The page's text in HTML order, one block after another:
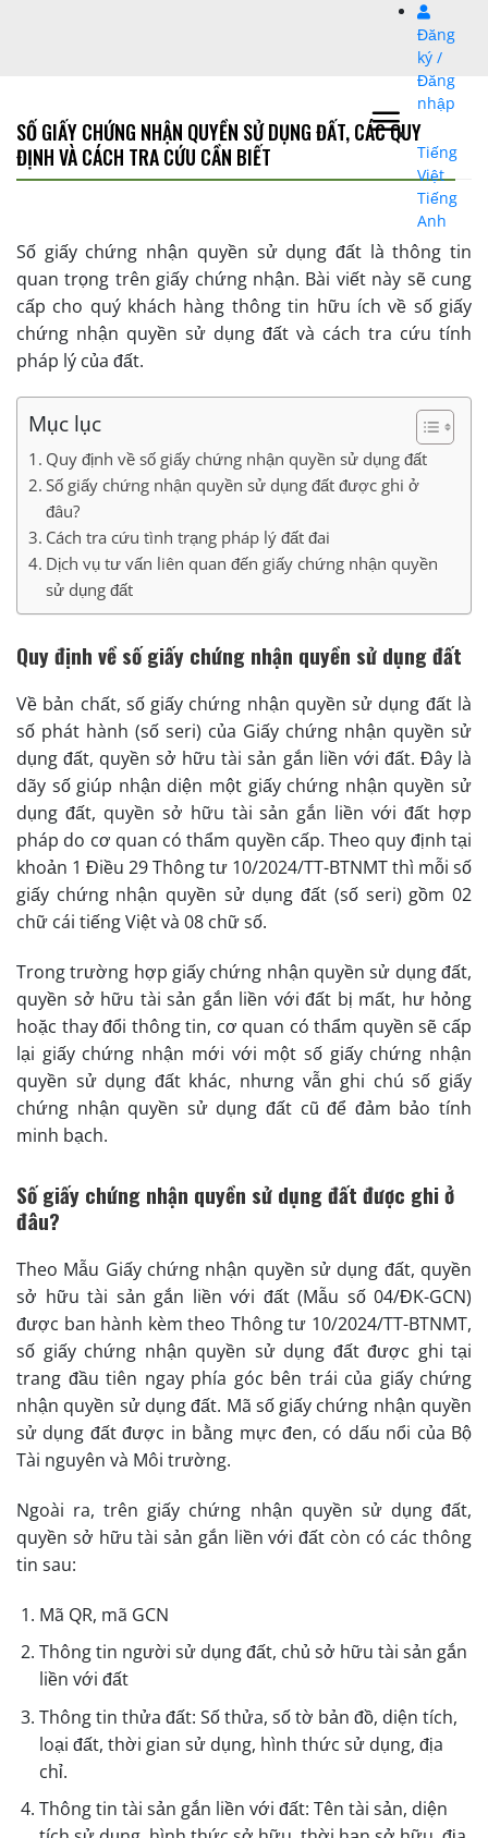
Đăng
ký /
Đăng
nhập
Tiếng
Việt
Tiếng
Anh
SỐ GIẤY CHỨNG NHẬN QUYỀN SỬ DỤNG ĐẤT, CÁC QUY
ĐỊNH VÀ CÁCH TRA CỨU CẦN BIẾT
Số giấy chứng nhận quyền sử dụng đất là thông tin
quan trọng trên giấy chứng nhận. Bài viết này sẽ cung
cấp cho quý khách hàng thông tin hữu ích về số giấy
chứng nhận quyền sử dụng đất và cách tra cứu tính
pháp lý của đất.
Mục lục
Quy định về số giấy chứng nhận quyền sử dụng đất
Số giấy chứng nhận quyền sử dụng đất được ghi ở
đâu?
Cách tra cứu tình trạng pháp lý đất đai
Dịch vụ tư vấn liên quan đến giấy chứng nhận quyền
sử dụng đất
Quy định về số giấy chứng nhận quyền sử dụng đất
Về bản chất, số giấy chứng nhận quyền sử dụng đất là
số phát hành (số seri) của Giấy chứng nhận quyền sử
dụng đất, quyền sở hữu tài sản gắn liền với đất. Đây là
dãy số giúp nhận diện một giấy chứng nhận quyền sử
dụng đất, quyền sở hữu tài sản gắn liền với đất hợp
pháp do cơ quan có thẩm quyền cấp. Theo quy định tại
khoản 1 Điều 29 Thông tư 10/2024/TT-BTNMT thì mỗi số
giấy chứng nhận quyền sử dụng đất (số seri) gồm 02
chữ cái tiếng Việt và 08 chữ số.
Trong trường hợp giấy chứng nhận quyền sử dụng đất,
quyền sở hữu tài sản gắn liền với đất bị mất, hư hỏng
hoặc thay đổi thông tin, cơ quan có thẩm quyền sẽ cấp
lại giấy chứng nhận mới với một số giấy chứng nhận
quyền sử dụng đất khác, nhưng vẫn ghi chú số giấy
chứng nhận quyền sử dụng đất cũ để đảm bảo tính
minh bạch.
Số giấy chứng nhận quyền sử dụng đất được ghi ở
đâu?
Theo Mẫu Giấy chứng nhận quyền sử dụng đất, quyền
sở hữu tài sản gắn liền với đất (Mẫu số 04/ĐK-GCN)
được ban hành kèm theo Thông tư 10/2024/TT-BTNMT,
số giấy chứng nhận quyền sử dụng đất được ghi tại
trang đầu tiên ngay phía góc bên trái của giấy chứng
nhận quyền sử dụng đất. Mã số giấy chứng nhận quyền
sử dụng đất được in bằng mực đen, có dấu nổi của Bộ
Tài nguyên và Môi trường.
Ngoài ra, trên giấy chứng nhận quyền sử dụng đất,
quyền sở hữu tài sản gắn liền với đất còn có các thông
tin sau:
Mã QR, mã GCN
Thông tin người sử dụng đất, chủ sở hữu tài sản gắn
liền với đất
Thông tin thửa đất: Số thửa, số tờ bản đồ, diện tích,
loại đất, thời gian sử dụng, hình thức sử dụng, địa
chỉ.
Thông tin tài sản gắn liền với đất: Tên tài sản, diện